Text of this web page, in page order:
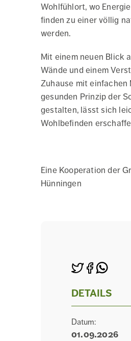
Wohlfühlort, wo
finden zu einer völlig
werden.
Mit einem neuen Blick
Wände und einem
Zuhause mit einfachen
gesunden Prinzip der
gestalten, lässt sich
Wohlbefinden
Eine Kooperation der
Hünningen
DETAILS
Datum:
01.09.2026